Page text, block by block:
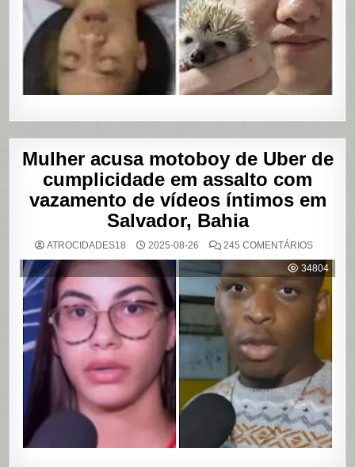
Mulher acusa motoboy de Uber de
cumplicidade em assalto com
vazamento de vídeos íntimos em
Salvador, Bahia
ATROCIDADES18 2025-08-26 245 COMENTÁRIOSEM
ACUSA
DE
UBER
DE
EM
DE
VÍDEOS
ÍNTIMOS
EM
BAHIA
34804